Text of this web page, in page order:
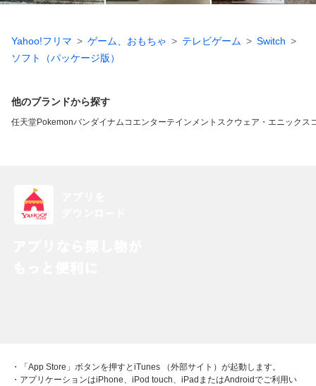
Yahoo!フリマ ゲーム、おもちゃ テレビゲーム
Switch
ソフト（パッケージ版）
他のブランドから探す
任天堂Pokemonバンダイナムコエンターテインメント スクウェア・エニックス
・「App Store」ボタンを押すとiTunes （外部サイト）が起動します。
・アプリケーションはiPhone、iPod touch、iPadまたはAndroidでご利用い